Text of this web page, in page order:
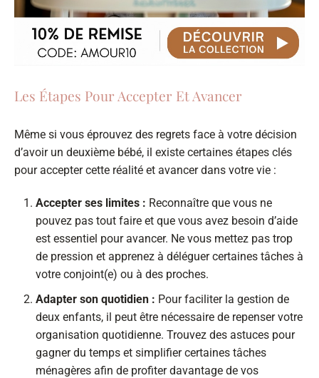
Les Étapes Pour Accepter Et Avancer
Même si vous éprouvez des regrets face à votre décision
d’avoir un deuxième bébé, il existe certaines étapes clés
pour accepter cette réalité et avancer dans votre vie :
Accepter ses limites : Reconnaître que vous ne
pouvez pas tout faire et que vous avez besoin d’aide
est essentiel pour avancer. Ne vous mettez pas trop
de pression et apprenez à déléguer certaines tâches à
votre conjoint(e) ou à des proches.
Adapter son quotidien : Pour faciliter la gestion de
deux enfants, il peut être nécessaire de repenser votre
organisation quotidienne. Trouvez des astuces pour
gagner du temps et simplifier certaines tâches
ménagères afin de profiter davantage de vos